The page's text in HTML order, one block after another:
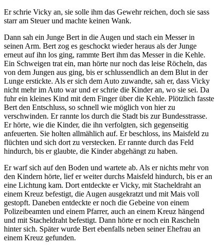
Er schrie Vicky an, sie solle ihm das Gewehr reichen, doch sie sass
starr am Steuer und machte keinen Wank.
Dann sah ein Junge Bert in die Augen und stach ein Messer in
seinen Arm. Bert zog es geschockt wieder heraus als der Junge
erneut auf ihn los ging, rammte Bert ihm das Messer in die Kehle.
Ein Schweigen trat ein, man hörte nur noch das leise Röcheln, das
von dem Jungen aus ging, bis er schlussendlich an dem Blut in der
Lunge erstickte. Als er sich dem Auto zuwandte, sah er, dass Vicky
nicht mehr im Auto war und er schrie die Kinder an, wo sie sei. Da
fuhr ein kleines Kind mit dem Finger über die Kehle. Plötzlich fasste
Bert den Entschluss, so schnell wie möglich von hier zu
verschwinden. Er rannte los durch die Stadt bis zur Bundesstrasse.
Er hörte, wie die Kinder, die ihn verfolgten, sich gegenseitig
anfeuerten. Sie holten allmählich auf. Er beschloss, ins Maisfeld zu
flüchten und sich dort zu verstecken. Er rannte durch das Feld
hindurch, bis er glaubte, die Kinder abgehängt zu haben.
Er warf sich auf den Boden und wartete ab. Als er nichts mehr von
den Kindern hörte, lief er weiter durchs Maisfeld hindurch, bis er an
eine Lichtung kam. Dort entdeckte er Vicky, mit Stacheldraht an
einem Kreuz befestigt, die Augen ausgekratzt und mit Mais voll
gestopft. Daneben entdeckte er noch die Gebeine von einem
Polizeibeamten und einem Pfarrer, auch an einem Kreuz hängend
und mit Stacheldraht befestigt. Dann hörte er noch ein Rascheln
hinter sich. Später wurde Bert ebenfalls neben seiner Ehefrau an
einem Kreuz gefunden.